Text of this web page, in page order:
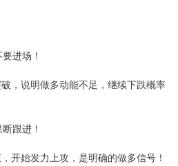
进场！
，说明做多动能不足，继续下跌概率
跟进！
开始发力上攻，是明确的做多信号！